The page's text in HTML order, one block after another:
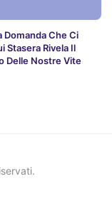
Domanda Che Ci
Stasera Rivela Il
Delle Nostre Vite